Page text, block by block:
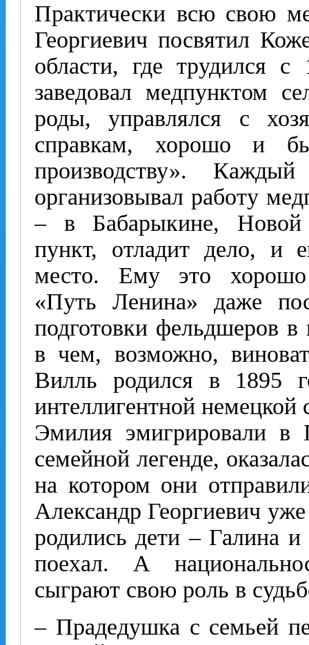
Практически всю свою
Георгиевич посвятил
области, где трудился
заведовал медпунктом
роды, управлялся с
справкам, хорошо и
производству».
организовывал работу
– в Бабарыкине,
пункт, отладит дело, и
место. Ему это хорошо
«Путь Ленина» даже
подготовки фельд­шеров
в чем, возможно,
Вилль родился в 1895
интеллигентной немецкой
Эмилия эмигрировали в
семейной легенде,
на котором они
Александр Георгиевич
родились дети – Галина
поехал. А
сыграют свою роль в
– Прадедушка с семьей